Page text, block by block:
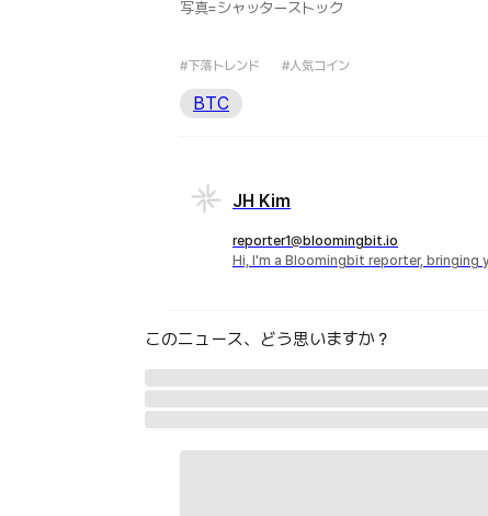
写真=シャッターストック
#下落トレンド #人気コイン
BTC
JH Kim
reporter1@bloomingbit.io
Hi, I'm a Bloomingbit reporter,
このニュース、どう思いますか？